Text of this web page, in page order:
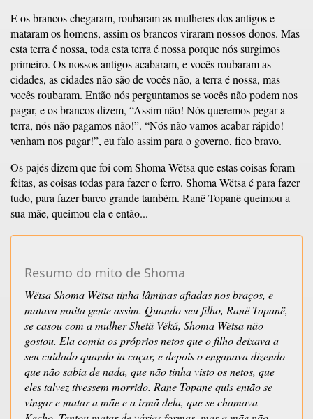
E os brancos chegaram, roubaram as mulheres dos antigos e
mataram os homens, assim os brancos viraram nossos donos. Mas
esta terra é nossa, toda esta terra é nossa porque nós surgimos
primeiro. Os nossos antigos acabaram, e vocês roubaram as
cidades, as cidades não são de vocês não, a terra é nossa, mas
vocês roubaram. Então nós perguntamos se vocês não podem nos
pagar, e os brancos dizem, “Assim não! Nós queremos pegar a
terra, nós não pagamos não!”. “Nós não vamos acabar rápido!
venham nos pagar!”, eu falo assim para o governo, fico bravo.
Os pajés dizem que foi com Shoma Wëtsa que estas coisas foram
feitas, as coisas todas para fazer o ferro. Shoma Wëtsa é para fazer
tudo, para fazer barco grande também. Ranë Topanë queimou a
sua mãe, queimou ela e então...
Resumo do mito de Shoma
Wëtsa Shoma Wëtsa tinha lâminas afiadas nos braços, e
matava muita gente assim. Quando seu filho, Ranë Topanë,
se casou com a mulher Shëtã Vëká, Shoma Wëtsa não
gostou. Ela comia os próprios netos que o filho deixava a
seu cuidado quando ia caçar, e depois o enganava dizendo
que não sabia de nada, que não tinha visto os netos, que
eles talvez tivessem morrido. Rane Topane quis então se
vingar e matar a mãe e a irmã dela, que se chamava